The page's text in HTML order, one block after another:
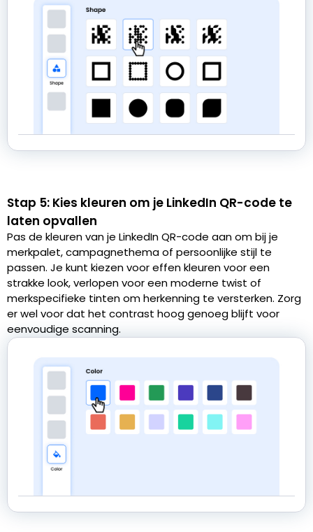
Stap 5: Kies kleuren om je LinkedIn QR-code te
laten opvallen
Pas de kleuren van je LinkedIn QR-code aan om bij je
merkpalet, campagnethema of persoonlijke stijl te
passen. Je kunt kiezen voor effen kleuren voor een
strakke look, verlopen voor een moderne twist of
merkspecifieke tinten om herkenning te versterken. Zorg
er wel voor dat het contrast hoog genoeg blijft voor
eenvoudige scanning.